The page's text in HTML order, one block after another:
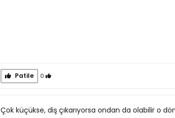
Patile 0
Çok küçükse, diş çıkarıyorsa ondan da olabilir o